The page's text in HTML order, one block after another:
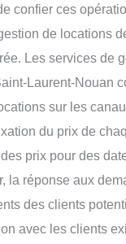
confier ces
de locations
Les services de
Laurent-Nouan
sur les
du prix de
des prix pour des
la réponse aux
des clients
avec les clients